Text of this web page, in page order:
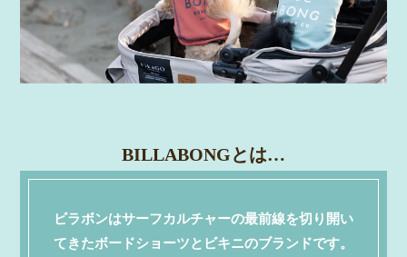
BILLABONGとは…
ビラボンはサーフカルチャーの最前線を切り開い
てきたボードショーツとビキニのブランドです。